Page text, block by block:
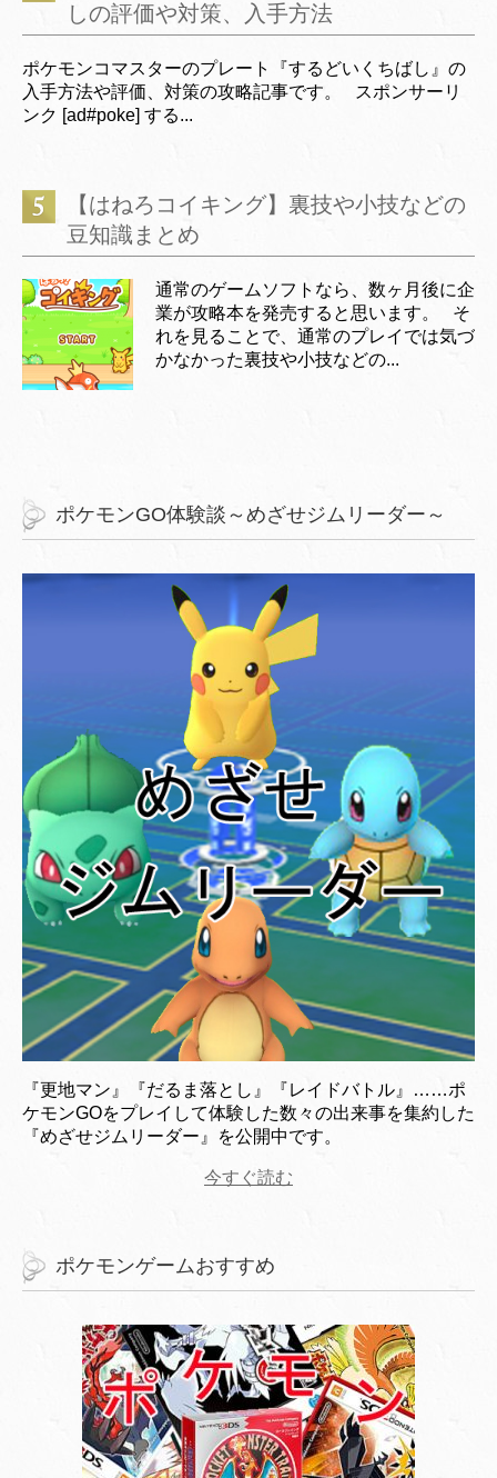
しの評価や対策、入手方法
ポケモンコマスターのプレート『するどいくちばし』の
入手方法や評価、対策の攻略記事です。 スポンサーリ
ンク [ad#poke] する...
【はねろコイキング】裏技や小技などの
豆知識まとめ
通常のゲームソフトなら、数ヶ月後に企
業が攻略本を発売すると思います。 そ
れを見ることで、通常のプレイでは気づ
かなかった裏技や小技などの...
ポケモンGO体験談～めざせジムリーダー～
『更地マン』『だるま落とし』『レイドバトル』……ポ
ケモンGOをプレイして体験した数々の出来事を集約した
『めざせジムリーダー』を公開中です。
今すぐ読む
ポケモンゲームおすすめ